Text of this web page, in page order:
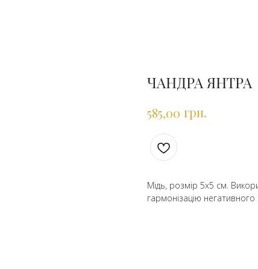
ЧАНДРА ЯНТРА
585,00 грн.
Мідь, розмір 5х5 см.
гармонізацію